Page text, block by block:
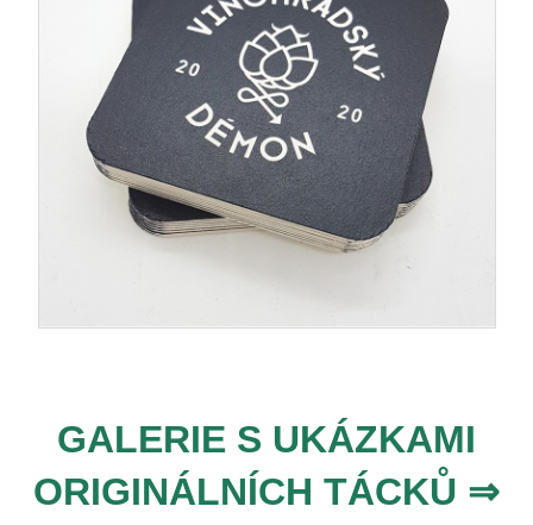
GALERIE S UKÁZKAMI
ORIGINÁLNÍCH TÁCKŮ ⇒